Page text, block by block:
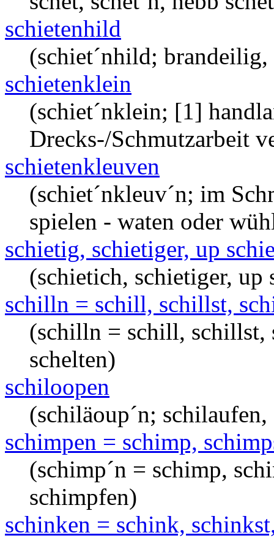
schietenhild
(schiet´nhild; brandeilig,
schietenklein
(schiet´nklein; [1]
Drecks-/Schmutzarbeit
schietenkleuven
(schiet´nkleuv´n; im
spielen - waten oder
schietig, schietiger, up
(schietich, schietiger,
schilln = schill, schillst,
(schilln = schill,
schelten)
schiloopen
(schiläoup´n;
schimpen = schimp,
(schimp´n = schimp,
schimpfen)
schinken = schink,